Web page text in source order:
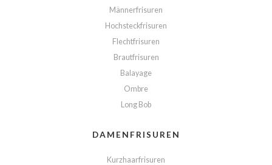
Männerfrisuren
Hochsteckfrisuren
Flechtfrisuren
Brautfrisuren
Balayage
Ombre
Long Bob
DAMENFRISUREN
Kurzhaarfrisuren